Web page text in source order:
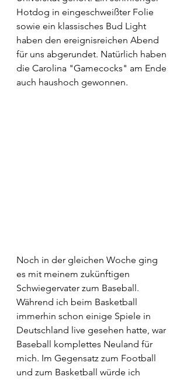
Hotdog in eingeschweißter Folie
sowie ein klassisches Bud Light
haben den ereignisreichen Abend
für uns abgerundet. Natürlich haben
die Carolina "Gamecocks" am Ende
auch haushoch gewonnen.
Noch in der gleichen Woche ging
es mit meinem zukünftigen
Schwiegervater zum Baseball.
Während ich beim Basketball
immerhin schon einige Spiele in
Deutschland live gesehen hatte, war
Baseball komplettes Neuland für
mich. Im Gegensatz zum Football
und zum Basketball würde ich